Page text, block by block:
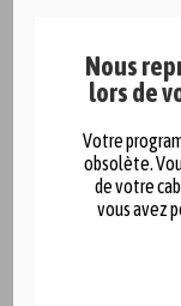
Nous
lors de
Votre
obsolète.
de votre
vous avez